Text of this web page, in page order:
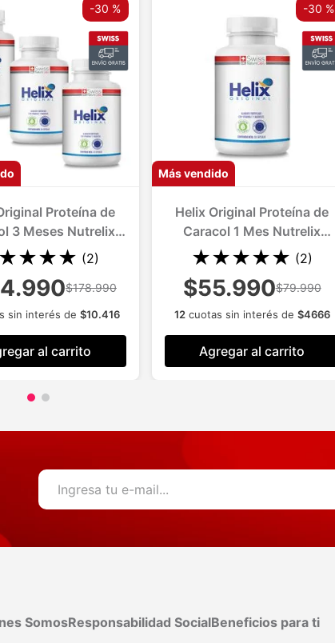
-30 %
Proteína de
3 Meses Nutrelix
Regenera y Lubrica
Articulaciones
★★★★ (2)
$178.990
sin interés de $10.416
al carrito
-30 %
Más vendido
Helix Original Proteína de
Caracol 1 Mes Nutrelix
Repara Regenera y Lubrica
Articulaciones
★★★★★ (2)
$55.990$79.990
12cuotas sin interés de $4666
Agregar al carrito
SomosResponsabilidad SocialBeneficios para ti